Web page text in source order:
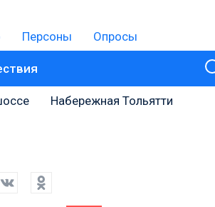
Персоны Опросы
Набережная Тольятти